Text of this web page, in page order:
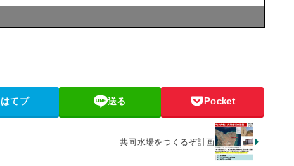
はてブ 送る Pocket
共同水場をつくるぞ計画